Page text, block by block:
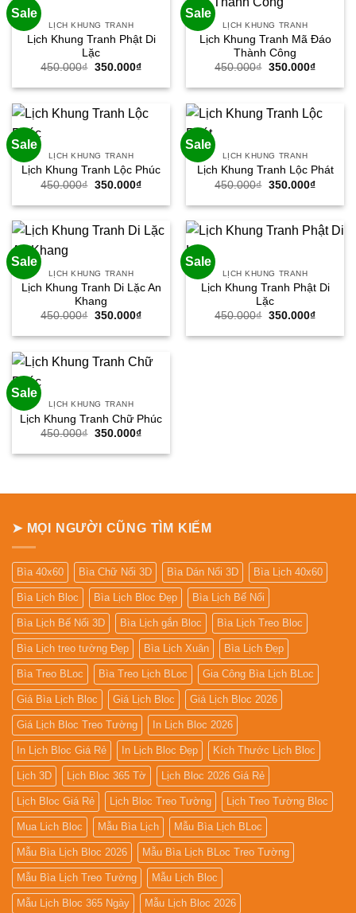
Sale
LỊCH KHUNG TRANH
Lịch Khung Tranh Phật Di
Lặc
450.000₫ Giá
là:
350.000₫Giá
tại
350.000₫.
Sale
LỊCH KHUNG TRANH
Lịch Khung Tranh Mã Đáo
Thành Công
450.000₫ Giá
là:
350.000₫Giá
tại
Sale
LỊCH KHUNG TRANH
Lịch Khung Tranh Lộc Phúc
450.000₫ Giá
là:
350.000₫Giá
tại
350.000₫.
Sale
LỊCH KHUNG TRANH
Lịch Khung Tranh Lộc Phát
450.000₫ Giá
là:
350.000₫Giá
tại
Sale
LỊCH KHUNG TRANH
Lịch Khung Tranh Di Lặc An
Khang
450.000₫ Giá
là:
350.000₫Giá
tại
350.000₫.
Sale
LỊCH KHUNG TRANH
Lịch Khung Tranh Phật Di
Lặc
450.000₫ Giá
là:
350.000₫Giá
tại
Sale
LỊCH KHUNG TRANH
Lịch Khung Tranh Chữ Phúc
450.000₫ Giá
là:
350.000₫Giá
tại
➤ MỌI NGƯỜI CŨNG TÌM KIẾM
Bìa 40x60 Bìa Chữ Nổi 3D Bìa Dán Nổi 3D Bìa Lịch 40x60
Bìa Lịch Bloc Bìa Lịch Bloc Đẹp Bìa Lịch Bế Nổi
Bìa Lịch Bế Nổi 3D Bìa Lịch gắn Bloc Bìa Lịch Treo Bloc
Bìa Lịch treo tường Đẹp Bìa Lịch Xuân Bìa Lịch Đẹp
Bìa Treo BLoc Bìa Treo Lịch BLoc Gia Công Bìa Lịch BLoc
Giá Bìa Lịch Bloc Giá Lịch Bloc Giá Lịch Bloc 2026
Giá Lịch Bloc Treo Tường In Lịch Bloc 2026
In Lịch Bloc Giá Rẻ In Lịch Bloc Đẹp Kích Thước Lịch Bloc
Lịch 3D Lịch Bloc 365 Tờ Lịch Bloc 2026 Giá Rẻ
Lịch Bloc Giá Rẻ Lịch Bloc Treo Tường Lịch Treo Tường Bloc
Mua Lich Bloc Mẫu Bìa Lịch Mẫu Bìa Lịch BLoc
Mẫu Bìa Lịch Bloc 2026 Mẫu Bìa Lịch BLoc Treo Tường
Mẫu Bìa Lịch Treo Tường Mẫu Lịch Bloc
Mẫu Lịch Bloc 365 Ngày Mẫu Lịch Bloc 2026